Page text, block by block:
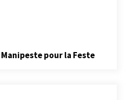
Manipeste pour la Feste